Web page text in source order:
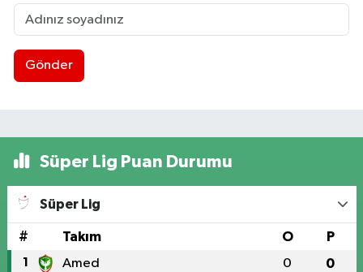
Gönder
Süper Lig Puan Durumu
Süper Lig
# Takım O P
1 Amed 0 0